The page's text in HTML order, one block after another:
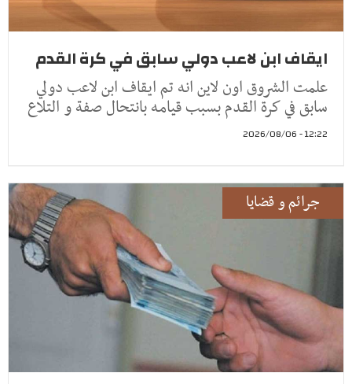
ايقاف ابن لاعب دولي سابق في كرة القدم
علمت الشروق اون لاين انه تم ايقاف ابن لاعب دولي
سابق في كرة القدم بسبب قيامه بانتحال صفة و التلاع
12:22 - 2026/08/06
جرائم و قضايا